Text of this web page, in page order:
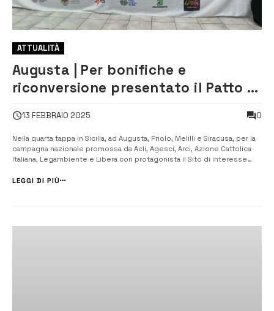
ATTUALITÀ
Augusta | Per bonifiche e
riconversione presentato il Patto di
13 FEBBRAIO 2025 0
Nella quarta tappa in Sicilia, ad Augusta, Priolo, Melilli e Siracusa, per la
campagna nazionale promossa da Acli, Agesci, Arci, Azione Cattolica
Italiana, Legambiente e Libera con protagonista il Sito di interesse
tardo pomeriggio ad Augusta, nell’oratorio Santa Maria G...
LEGGI DI PIÙ